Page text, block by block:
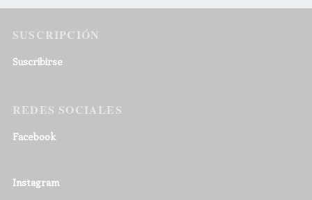
SUSCRIPCIÓN
Suscribirse
REDES SOCIALES
Facebook
Instagram